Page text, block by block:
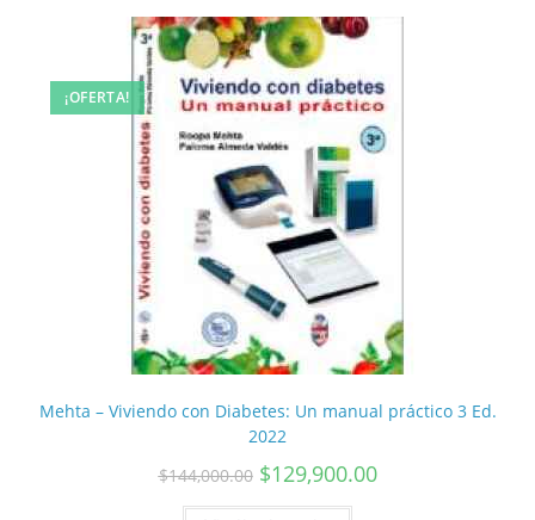
¡OFERTA!
Mehta – Viviendo con Diabetes: Un manual práctico 3 Ed.
2022
$144,000.00 $129,900.00